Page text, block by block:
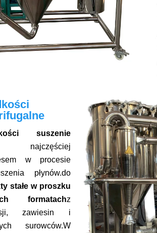
suszenie
w procesie
płynów.do
stałe w proszku
formatachz
zawiesin i
surowców.W